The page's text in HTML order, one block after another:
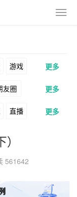
游戏
婚纱
科技
更多
友圈
知乎
Bing
更多
直播
案例
海外
更多
561642